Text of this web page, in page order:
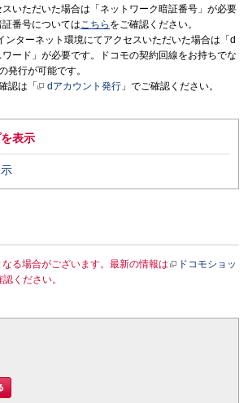
スいただいた場合は「ネットワーク暗証番号」が必要
番号についてはこちら をご確認ください。
ンターネット環境にてアクセスいただいた場合は「d
ード」が必要です。ドコモの契約回線をお持ちでな
発行が可能です。
認は「
dアカウント発行 」でご確認ください。
表示
る場合がございます。最新の情報は
ドコモショッ
ください。